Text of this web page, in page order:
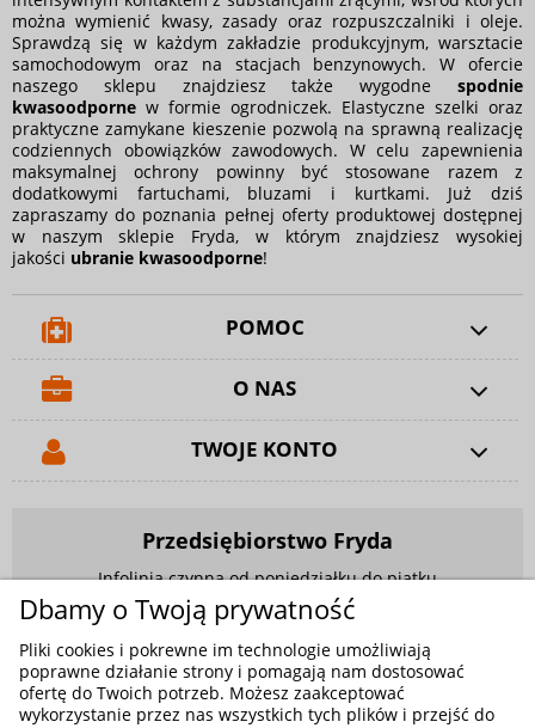
można wymienić kwasy, zasady oraz rozpuszczalniki i oleje.
Sprawdzą się w każdym zakładzie produkcyjnym, warsztacie
samochodowym oraz na stacjach benzynowych. W ofercie
naszego sklepu znajdziesz także wygodne spodnie
kwasoodporne w formie ogrodniczek. Elastyczne szelki oraz
praktyczne zamykane kieszenie pozwolą na sprawną realizację
codziennych obowiązków zawodowych. W celu zapewnienia
maksymalnej ochrony powinny być stosowane razem z
dodatkowymi fartuchami, bluzami i kurtkami. Już dziś
zapraszamy do poznania pełnej oferty produktowej dostępnej
w naszym sklepie Fryda, w którym znajdziesz wysokiej
jakości ubranie kwasoodporne!
POMOC
O NAS
TWOJE KONTO
Przedsiębiorstwo Fryda
Infolinia czynna od poniedziałku do piątku
w godzinach 9.00 - 17.00
881 703 704
E-mail:sklep@fryda.com.pl
Dbamy o Twoją prywatność
Pliki cookies i pokrewne im technologie umożliwiają
poprawne działanie strony i pomagają nam dostosować
ofertę do Twoich potrzeb. Możesz zaakceptować
wykorzystanie przez nas wszystkich tych plików i przejść do